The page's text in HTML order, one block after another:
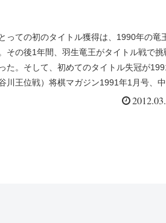
っての初のタイトル獲得は、1990年の竜
その後1年間、羽生竜王がタイトル戦で挑
た。そして、初めてのタイトル失冠が
川王位戦）将棋マガジン1991年1月号、中